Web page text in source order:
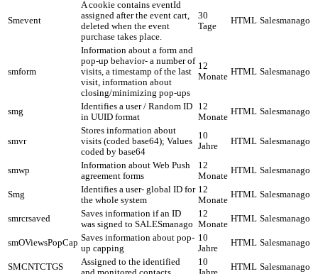
Smevent
A cookie contains eventId
assigned after the event cart,
deleted when the event
purchase takes place.
30
Tage
HTML Salesmanago
smform
Information about a form and
pop-up behavior- a number of
visits, a timestamp of the last
visit, information about
closing/minimizing pop-ups
12
Monate HTML Salesmanago
smg
Identifies a user / Random ID
in UUID format
12
Monate
HTML Salesmanago
smvr
Stores information about
visits (coded base64); Values
coded by base64
10
Jahre
HTML Salesmanago
smwp
Information about Web Push
agreement forms
12
Monate
HTML Salesmanago
Smg
Identifies a user- global ID for
the whole system
12
Monate
HTML Salesmanago
smrcrsaved
Saves information if an ID
was signed to SALESmanago
12
Monate
HTML Salesmanago
smOViewsPopCap Saves information about pop-
up capping
10
Jahre
HTML Salesmanago
SMCNTCTGS
Assigned to the identified
10
HTML Salesmanago